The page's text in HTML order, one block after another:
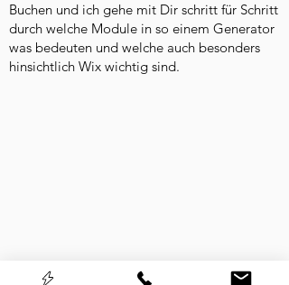
Buchen und ich gehe mit Dir schritt für Schritt
durch welche Module in so einem Generator
was bedeuten und welche auch besonders
hinsichtlich Wix wichtig sind.